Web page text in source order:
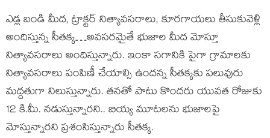
ఎడ్ల బండి మీద, ట్రాక్టర్ నిత్యావసరాలు, కూరగాయలు తీసుకువెళ్లి
అందిస్తున్న సీతక్క…అవసరమైతే భుజాల మీద మోస్తూ
నిత్యావసరాలు అందిస్తున్నారు. ఇంకా సగానికి పైగా గ్రామాలకు
నిత్యావసరాలు పంపిణీ చేయాల్సి ఉందన్న సీతక్కకు పలువురు
మద్దతుగా నిలుస్తున్నారు. తనతో పాటు కొందరు యువత రోజుకు
12 కి.మీ. నడుస్తున్నారని.. బియ్య మూటలను భుజాలపై
మోస్తున్నారని ప్రశంసిస్తున్నారు సీతక్క.